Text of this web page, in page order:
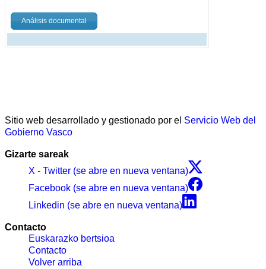
Análisis documental
Sitio web desarrollado y gestionado por el Servicio Web del
Gobierno Vasco
Gizarte sareak
X - Twitter (se abre en nueva ventana)
Facebook (se abre en nueva ventana)
Linkedin (se abre en nueva ventana)
Contacto
Euskarazko bertsioa
Contacto
Volver arriba